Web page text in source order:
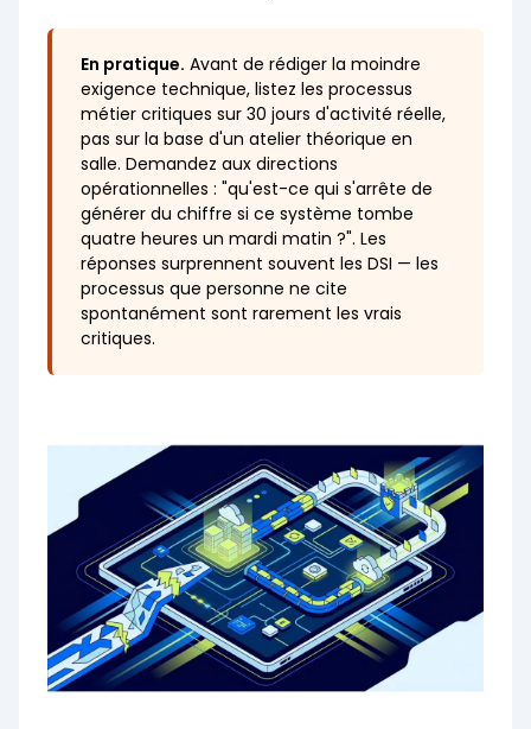
En pratique. Avant de rédiger la moindre
exigence technique, listez les processus
métier critiques sur 30 jours d'activité réelle,
pas sur la base d'un atelier théorique en
salle. Demandez aux directions
opérationnelles : "qu'est-ce qui s'arrête de
générer du chiffre si ce système tombe
quatre heures un mardi matin ?". Les
réponses surprennent souvent les DSI — les
processus que personne ne cite
spontanément sont rarement les vrais
critiques.